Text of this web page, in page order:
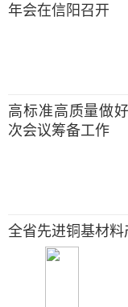
年会在信阳召开
高标准高质量做
次会议筹备工作
全省先进铜基材